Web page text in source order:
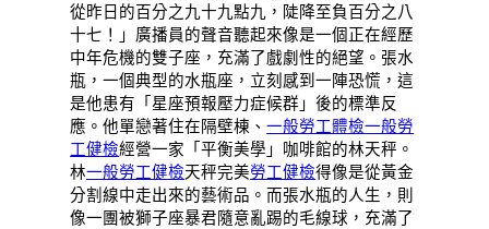
從昨日的百分之九十九點九，陡降至負百分之八
十七！」廣播員的聲音聽起來像是一個正在經歷
中年危機的雙子座，充滿了戲劇性的絕望。張水
瓶，一個典型的水瓶座，立刻感到一陣恐慌，這
是他患有「星座預報壓力症候群」後的標準反
應。他單戀著住在隔壁棟、一般勞工體檢一般勞
工健檢經營一家「平衡美學」咖啡館的林天秤。
林一般勞工健檢天秤完美勞工健檢得像是從黃金
分割線中走出來的藝術品。而張水瓶的人生，則
像一團被獅子座暴君隨意亂踢的毛線球，充滿了